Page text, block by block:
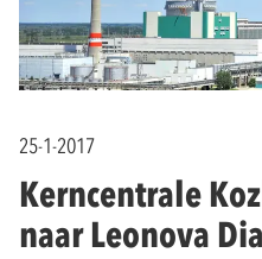
25-1-2017
Kerncentrale
naar Leonova